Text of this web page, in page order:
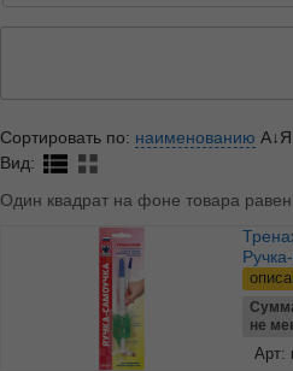
Сортировать по: наименованию А↓Я
Вид:
Один квадрат на фоне товара
Тренажер для исправления техники письма Уник-Ум
не
Арт: